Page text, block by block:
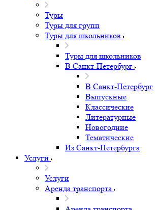
Туры
Туры для групп
Туры для школьников
Туры для школьников
В Санкт-Петербург
В Санкт-Петербург
Выпускные
Классические
Литературные
Новогодние
Тематические
Из Санкт-Петербурга
Услуги
Услуги
Аренда транспорта